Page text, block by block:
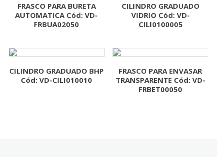
FRASCO PARA BURETA
AUTOMATICA Cód: VD-
FRBUA02050
CILINDRO GRADUADO
VIDRIO Cód: VD-
CILI0100005
CILINDRO GRADUADO BHP
Cód: VD-CILI010010
FRASCO PARA ENVASAR
TRANSPARENTE Cód: VD-
FRBET00050